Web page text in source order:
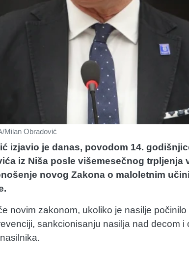
Milan Obradović
izjavio je danas, povodom 14.
iz Niša posle višemesečnog trpljenja
novog Zakona o maloletnim
novim zakonom, ukoliko je nasilje počinilo
sankcionisanju nasilja nad decom i